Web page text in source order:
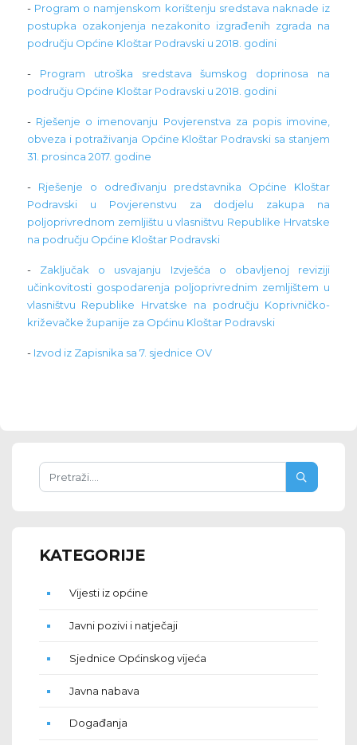
- Program o namjenskom korištenju sredstava naknade iz
postupka ozakonjenja nezakonito izgrađenih zgrada na
području Općine Kloštar Podravski u 2018. godini
-Program utroška sredstava šumskog doprinosa na
području Općine Kloštar Podravski u 2018. godini
- Rješenje o imenovanju Povjerenstva za popis imovine,
obveza i potraživanja Općine Kloštar Podravski sa stanjem
31. prosinca 2017. godine
- Rješenje o određivanju predstavnika Općine Kloštar
Podravski u Povjerenstvu za dodjelu zakupa na
poljoprivrednom zemljištu u vlasništvu Republike Hrvatske
na području Općine Kloštar Podravski
-Zaključak o usvajanju Izvješća o obavljenoj reviziji
učinkovitosti gospodarenja poljoprivrednim zemljištem u
vlasništvu Republike Hrvatske na području Koprivničko-
križevačke županije za Općinu Kloštar Podravski
- Izvod iz Zapisnika sa 7. sjednice OV
KATEGORIJE
Vijesti iz općine
Javni pozivi i natječaji
Sjednice Općinskog vijeća
Javna nabava
Događanja